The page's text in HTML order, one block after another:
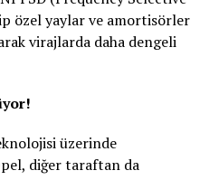
özel yaylar ve amortisörler
virajlarda daha dengeli
üzerinde
diğer taraftan da